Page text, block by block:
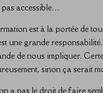
pas accessible…
est à la portée de
une grande
de nous impliquer.
sinon ça serait
a pas le droit de faire